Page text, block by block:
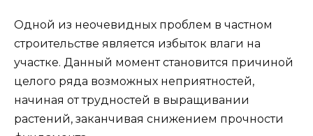
Одной из неочевидных проблем в частном
строительстве является избыток влаги на
участке. Данный момент становится причиной
целого ряда возможных неприятностей,
начиная от трудностей в выращивании
растений, заканчивая снижением прочности